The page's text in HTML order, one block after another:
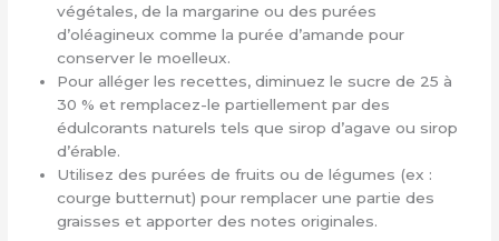
végétales, de la margarine ou des purées
d’oléagineux comme la purée d’amande pour
conserver le moelleux.
Pour alléger les recettes, diminuez le sucre de 25 à
30 % et remplacez-le partiellement par des
édulcorants naturels tels que sirop d’agave ou sirop
d’érable.
Utilisez des purées de fruits ou de légumes (ex :
courge butternut) pour remplacer une partie des
graisses et apporter des notes originales.